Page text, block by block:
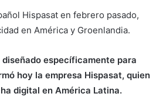
Hispasat en febrero pasado,
en América y Groenlandia.
específicamente para
hoy la empresa Hispasat, quien
digital en América Latina.